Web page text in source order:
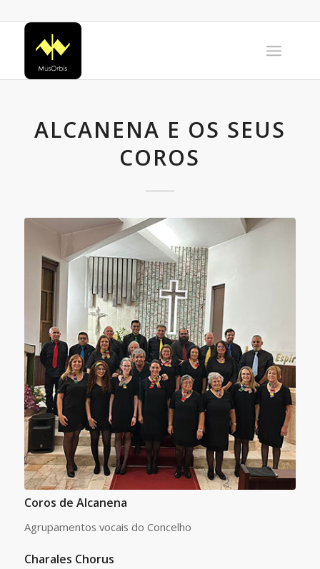
ALCANENA E OS SEUS
COROS
Coros de Alcanena
Agrupamentos vocais do Concelho
Charales Chorus